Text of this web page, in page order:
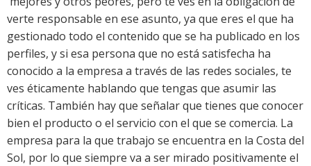
verte responsable en ese asunto, ya que eres el que ha
gestionado todo el contenido que se ha publicado en los
perfiles, y si esa persona que no está satisfecha ha
conocido a la empresa a través de las redes sociales, te
ves éticamente hablando que tengas que asumir las
críticas. También hay que señalar que tienes que conocer
bien el producto o el servicio con el que se comercia. La
empresa para la que trabajo se encuentra en la Costa del
Sol, por lo que siempre va a ser mirado positivamente el